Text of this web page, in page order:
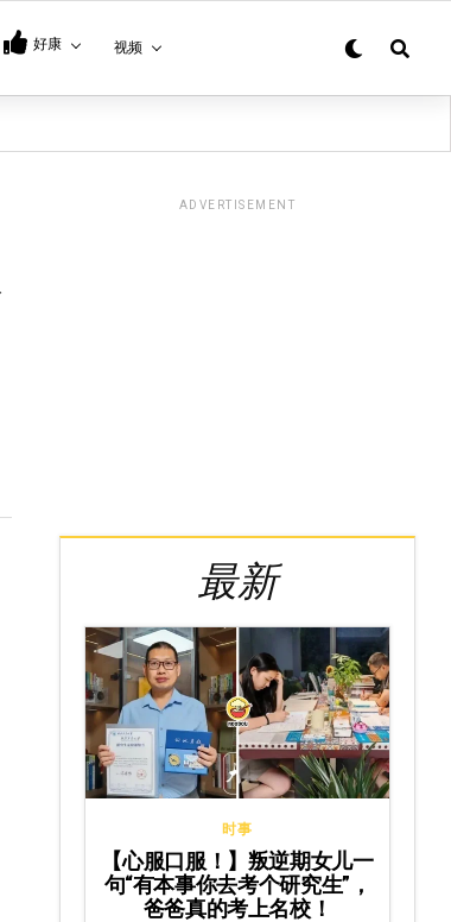
好康 视频
ADVERTISEMENT
最新
时事
【心服口服！】叛逆期女儿一
句“有本事你去考个研究生”，
爸爸真的考上名校！